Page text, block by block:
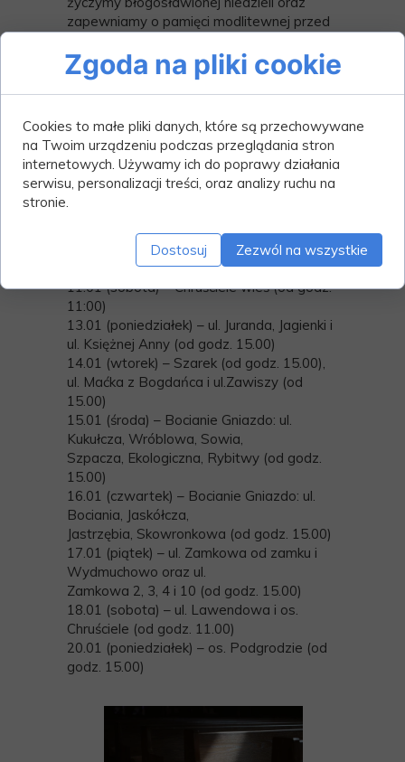
zapewniamy o pamięci modlitewnej przed
WIZYTA DUSZPASTERSKA 2025 r.
07.01 (wtorek) – Szarejki i Mącze (od godz.
15.00)
08.01 (środa) – ul. Zbyszka z Bogdańca, ul.
Danusi i ul. Książąt
Mazowieckich (od godz. 15.00)
09.01 (czwartek) – ul. Królowej Jadwigi (od
godz. 15.00)
10.01 (piątek) – ul. Długosza i ul. Księcia
Witolda (od godz. 15.00)
11.01 (sobota) – Chruściele wieś (od godz.
11:00)
13.01 (poniedziałek) – ul. Juranda, Jagienki i
ul. Księżnej Anny (od godz. 15.00)
14.01 (wtorek) – Szarek (od godz. 15.00),
ul. Maćka z Bogdańca i ul.Zawiszy (od
15.00)
15.01 (środa) – Bocianie Gniazdo: ul.
Kukułcza, Wróblowa, Sowia,
Szpacza, Ekologiczna, Rybitwy (od godz.
15.00)
16.01 (czwartek) – Bocianie Gniazdo: ul.
Bociania, Jaskółcza,
Jastrzębia, Skowronkowa (od godz. 15.00)
17.01 (piątek) – ul. Zamkowa od zamku i
Wydmuchowo oraz ul.
Zamkowa 2, 3, 4 i 10 (od godz. 15.00)
18.01 (sobota) – ul. Lawendowa i os.
Chruściele (od godz. 11.00)
20.01 (poniedziałek) – os. Podgrodzie (od
godz. 15.00)
Zgoda na pliki cookie
Cookies to małe pliki danych, które są przechowywane
na Twoim urządzeniu podczas przeglądania stron
internetowych. Używamy ich do poprawy działania
serwisu, personalizacji treści, oraz analizy ruchu na
stronie.
Dostosuj Zezwól na wszystkie